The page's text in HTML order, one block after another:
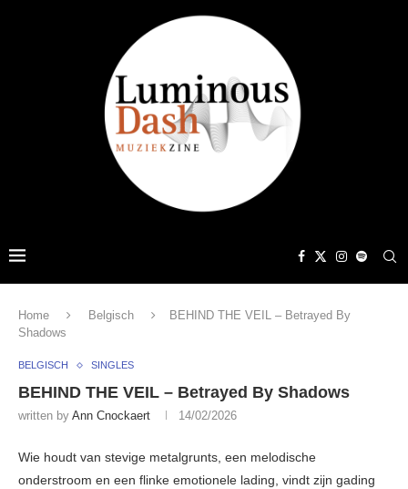
Home Belgisch
BEHIND THE VEIL – Betrayed By
Shadows
BELGISCH SINGLES
BEHIND THE VEIL – Betrayed By Shadows
written by Ann Cnockaert 14/02/2026
Wie houdt van stevige metalgrunts, een melodische
onderstroom en een flinke emotionele lading, vindt zijn gading